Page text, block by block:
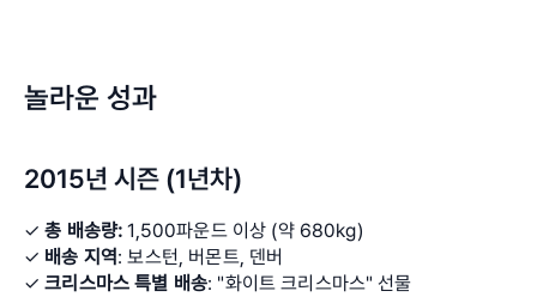
놀라운 성과
2015년 시즌 (1년차)
✓ 총 배송량: 1,500파운드 이상 (약 680kg)
✓ 배송 지역: 보스턴, 버몬트, 덴버
✓ 크리스마스 특별 배송: "화이트 크리스마스" 선물